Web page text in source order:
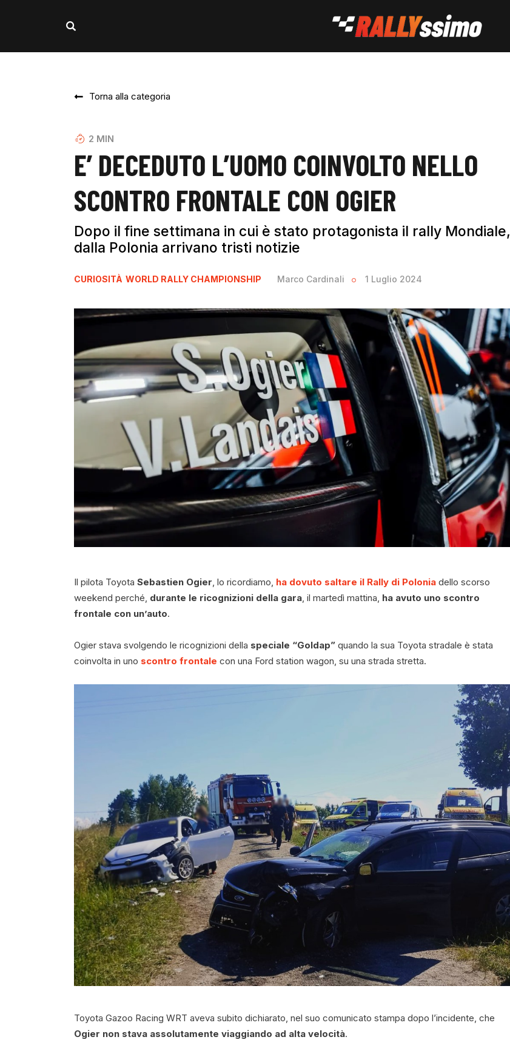
Torna alla categoria
2 MIN
E’ DECEDUTO L’UOMO COINVOLTO NELLO
SCONTRO FRONTALE CON OGIER
Dopo il fine settimana in cui è stato protagonista il rally Mondiale,
dalla Polonia arrivano tristi notizie
CURIOSITÀ WORLD RALLY CHAMPIONSHIP Marco Cardinali 1 Luglio 2024
Il pilota Toyota Sebastien Ogier, lo ricordiamo, ha dovuto saltare il Rally di Polonia dello scorso
weekend perché, durante le ricognizioni della gara, il martedì mattina, ha avuto uno scontro
frontale con un’auto.
Ogier stava svolgendo le ricognizioni della speciale “Goldap” quando la sua Toyota stradale è stata
coinvolta in uno scontro frontale con una Ford station wagon, su una strada stretta.
Toyota Gazoo Racing WRT aveva subito dichiarato, nel suo comunicato stampa dopo l’incidente, che
Ogier non stava assolutamente viaggiando ad alta velocità.